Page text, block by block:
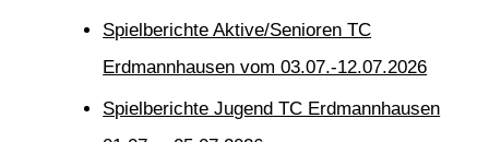
Spielberichte Aktive/Senioren TC
Erdmannhausen vom 03.07.-12.07.2026
Spielberichte Jugend TC Erdmannhausen